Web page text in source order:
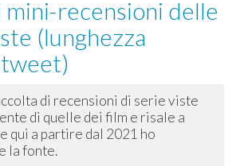
mini-recensioni delle
(lunghezza
tweet)
di recensioni di serie viste
di quelle dei film e risale a
qui a partire dal 2021 ho
la fonte.